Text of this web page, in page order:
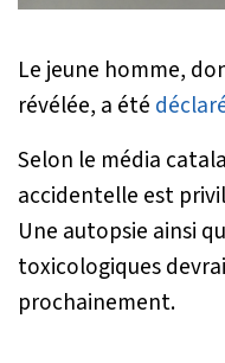
Le jeune homme,
révélée, a été
Selon le média
accidentelle est
Une autopsie ainsi
toxicologiques
prochainement.